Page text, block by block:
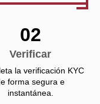
02
Verificar
la verificación KYC
forma segura e
instantánea.